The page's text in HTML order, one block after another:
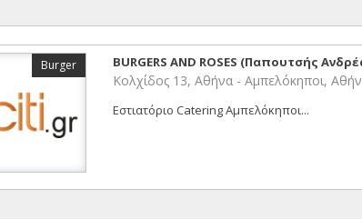
Burger BURGERS AND ROSES (Παπουτσής
Κολχίδος 13, Αθήνα - Αμπελόκηποι,
Εστιατόριο Catering Αμπελόκηποι...